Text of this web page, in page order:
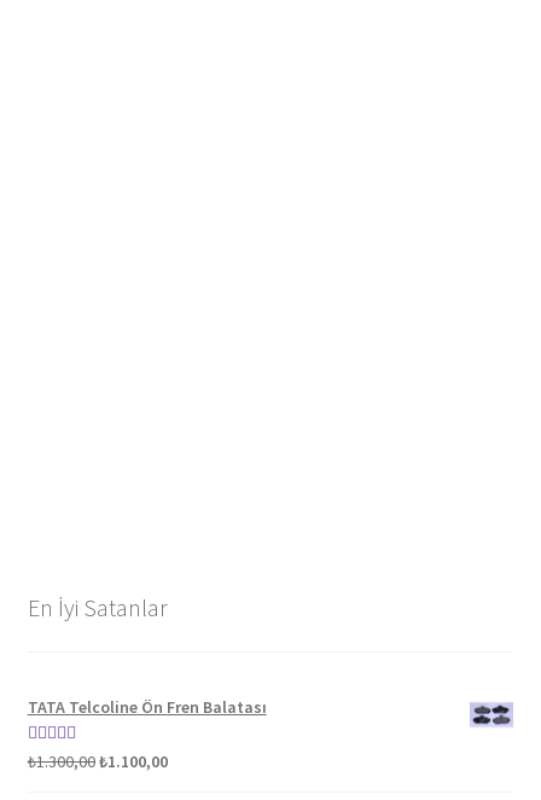
En İyi Satanlar
TATA Telcoline Ön Fren Balatası
5 üzerinden
₺1.300,00Orijinal
₺1.100,00Şu